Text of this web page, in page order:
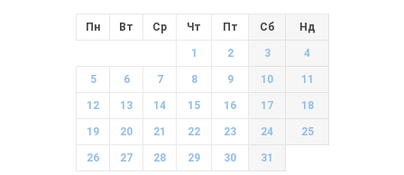
Пн Вт Ср Чт Пт Сб Нд
1 2 3 4
5 6 7 8 9 10 11
12 13 14 15 16 17 18
19 20 21 22 23 24 25
26 27 28 29 30 31